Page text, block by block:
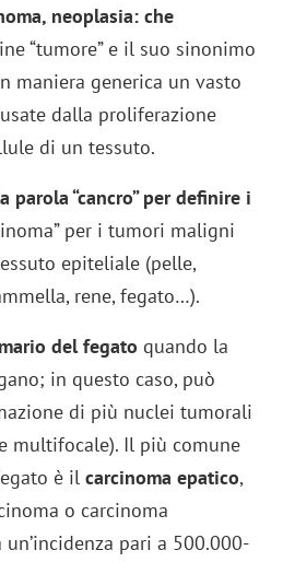
neoplasia: che
“tumore” e il suo sinonimo
maniera generica un vasto
dalla proliferazione
di un tessuto.
parola “cancro” per definire i
per i tumori maligni
epiteliale (pelle,
rene, fegato…).
del fegato quando la
in questo caso, può
di più nuclei tumorali
multifocale). Il più comune
è ilcarcinoma epatico,
o carcinoma
pari a 500.000-